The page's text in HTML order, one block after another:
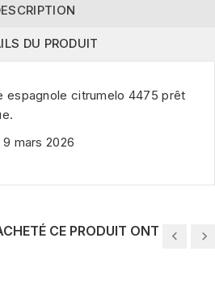
DU PRODUIT
espagnole citrumelo 4475 prêt
mars 2026
CE PRODUIT ONT